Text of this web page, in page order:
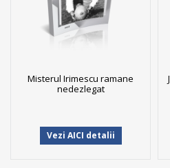
Misterul Irimescu ramane
nedezlegat
Vezi AICI detalii